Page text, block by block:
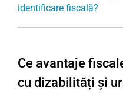
identificare fiscală?
Ce avantaje
cu dizabilități și